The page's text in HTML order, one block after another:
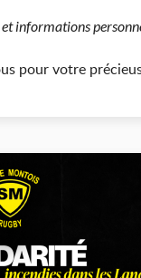
informations
pour votre